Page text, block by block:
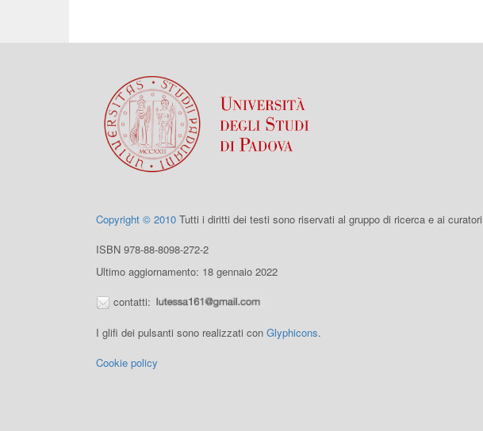
Copyright © 2010 Tutti i diritti dei testi sono riservati al gruppo di ricerca e ai
ISBN 978-88-8098-272-2
Ultimo aggiornamento: 18 gennaio 2022
contatti:
I glifi dei pulsanti sono realizzati con Glyphicons.
Cookie policy